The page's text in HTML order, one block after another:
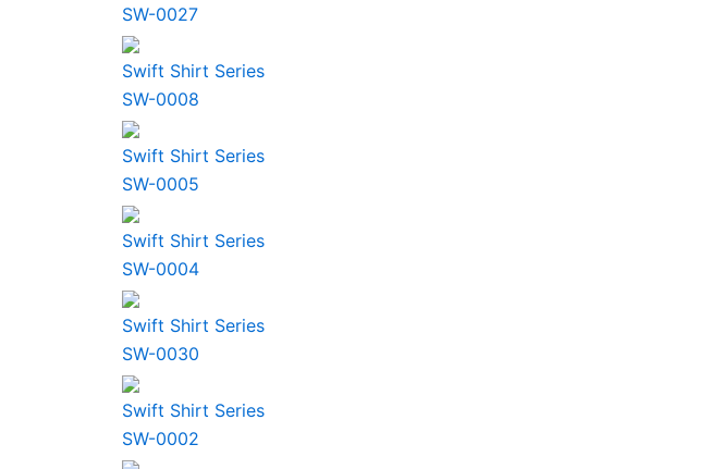
SW-0027
Swift Shirt Series
SW-0008
Swift Shirt Series
SW-0005
Swift Shirt Series
SW-0004
Swift Shirt Series
SW-0030
Swift Shirt Series
SW-0002